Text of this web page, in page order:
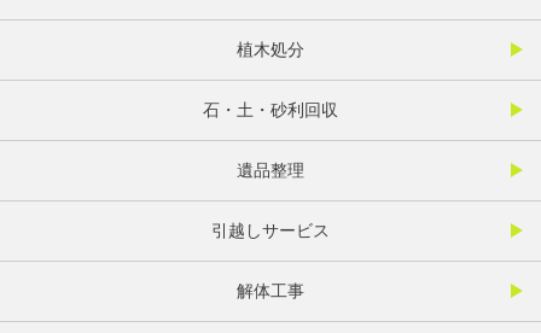
植木処分
石・土・砂利回収
遺品整理
引越しサービス
解体工事